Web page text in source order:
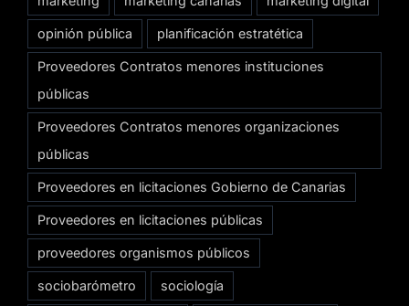
opinión pública planificación estratética
Proveedores Contratos menores instituciones
públicas
Proveedores Contratos menores organizaciones
públicas
Proveedores en licitaciones Gobierno de Canarias
Proveedores en licitaciones públicas
proveedores organismos públicos
sociobarómetro sociología